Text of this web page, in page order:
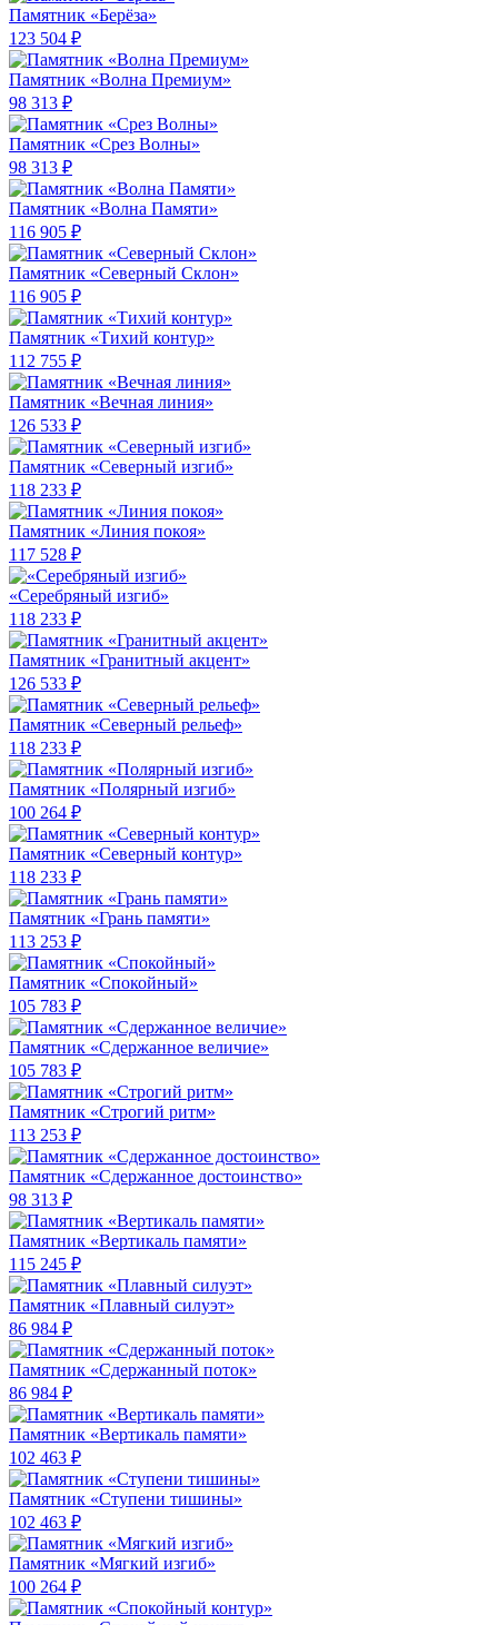
Памятник «Берёза»
123 504 ₽
Памятник «Волна Премиум»
98 313 ₽
Памятник «Срез Волны»
98 313 ₽
Памятник «Волна Памяти»
116 905 ₽
Памятник «Северный Склон»
116 905 ₽
Памятник «Тихий контур»
112 755 ₽
Памятник «Вечная линия»
126 533 ₽
Памятник «Северный изгиб»
118 233 ₽
Памятник «Линия покоя»
117 528 ₽
«Серебряный изгиб»
118 233 ₽
Памятник «Гранитный акцент»
126 533 ₽
Памятник «Северный рельеф»
118 233 ₽
Памятник «Полярный изгиб»
100 264 ₽
Памятник «Северный контур»
118 233 ₽
Памятник «Грань памяти»
113 253 ₽
Памятник «Спокойный»
105 783 ₽
Памятник «Сдержанное величие»
105 783 ₽
Памятник «Строгий ритм»
113 253 ₽
Памятник «Сдержанное достоинство»
98 313 ₽
Памятник «Вертикаль памяти»
115 245 ₽
Памятник «Плавный силуэт»
86 984 ₽
Памятник «Сдержанный поток»
86 984 ₽
Памятник «Вертикаль памяти»
102 463 ₽
Памятник «Ступени тишины»
102 463 ₽
Памятник «Мягкий изгиб»
100 264 ₽